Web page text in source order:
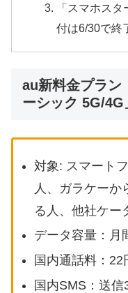
「スマホス
付は6/30で終
au新料金プラン
ーシック 5G/4G
対象: スマート
人、ガラケーか
る人、他社ケー
データ容量：月
国内通話料：22
国内SMS：送信